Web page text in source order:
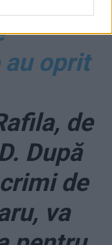
oprit
de
După
de
va